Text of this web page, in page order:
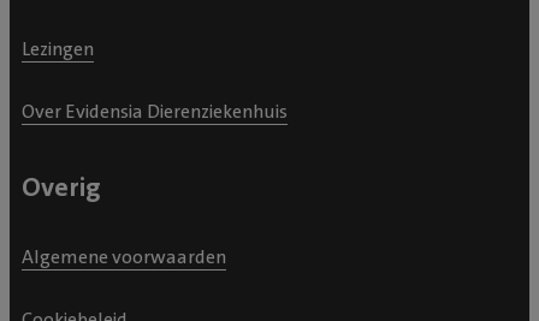
Lezingen
Over Evidensia Dierenziekenhuis
Overig
Algemene voorwaarden